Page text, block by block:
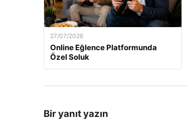
27/07/2026
Online Eğlence Platformunda
Özel Soluk
Bir yanıt yazın